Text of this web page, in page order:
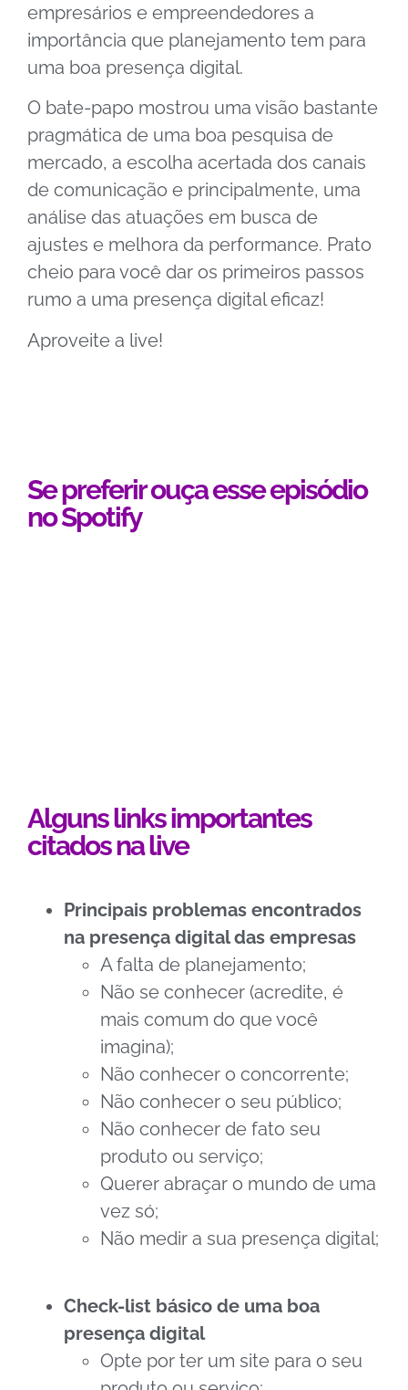
empresários e empreendedores a
importância que planejamento tem para
uma boa presença digital.
O bate-papo mostrou uma visão bastante
pragmática de uma boa pesquisa de
mercado, a escolha acertada dos canais
de comunicação e principalmente, uma
análise das atuações em busca de
ajustes e melhora da performance. Prato
cheio para você dar os primeiros passos
rumo a uma presença digital eficaz!
Aproveite a live!
Se preferir ouça esse episódio
no Spotify
Alguns links importantes
citados na live
Principais problemas encontrados
na presença digital das empresas
A falta de planejamento;
Não se conhecer (acredite, é
mais comum do que você
imagina);
Não conhecer o concorrente;
Não conhecer o seu público;
Não conhecer de fato seu
produto ou serviço;
Querer abraçar o mundo de uma
vez só;
Não medir a sua presença digital;
Check-list básico de uma boa
presença digital
Opte por ter um site para o seu